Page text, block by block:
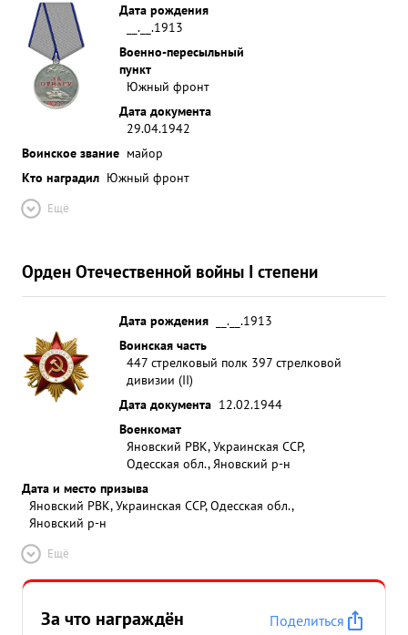
Дата рождения
__.__.1913
Военно-пересыльный
пункт
Южный фронт
Дата документа
29.04.1942
Воинское звание майор
Кто наградил Южный фронт
Ещё
Орден Отечественной войны I степени
Дата рождения
__.__.1913
Воинская часть
447 стрелковый полк 397 стрелковой
дивизии (II)
Дата документа 12.02.1944
Военкомат
Яновский РВК, Украинская ССР,
Одесская обл., Яновский р-н
Дата и место призыва
Яновский РВК, Украинская ССР, Одесская обл.,
Яновский р-н
Ещё
За что награждён Поделиться